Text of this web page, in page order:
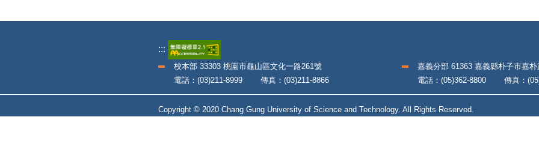
:::
校本部 33303 桃園市龜山區文化一路261號
電話：(03)211-8999 傳真：(03)211-8866
嘉義分部 61363 嘉義縣朴子市嘉
電話：(05)362-8800 傳真：
Copyright © 2020 Chang Gung University of Science and Technology. All Rights Reserved.